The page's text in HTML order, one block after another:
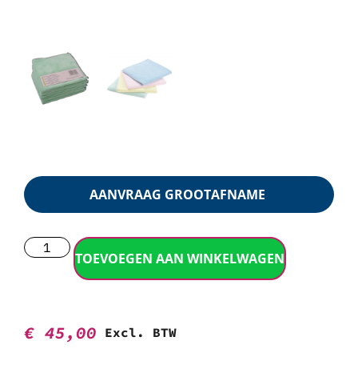
AANVRAAG GROOTAFNAME
TOEVOEGEN AAN WINKELWAGEN
€ 45,00 Excl. BTW